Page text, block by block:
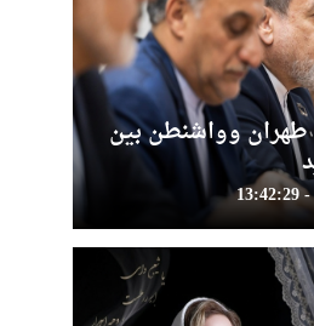
طهران وواشنطن بين